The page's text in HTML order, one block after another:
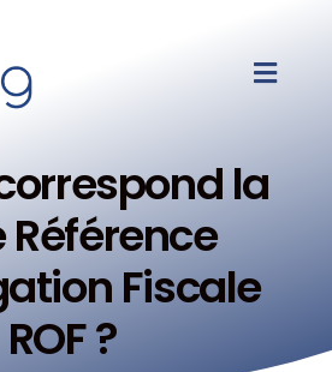
la
Référence
Fiscale
ROF ?